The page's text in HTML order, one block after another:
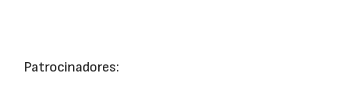
Patrocinadores: